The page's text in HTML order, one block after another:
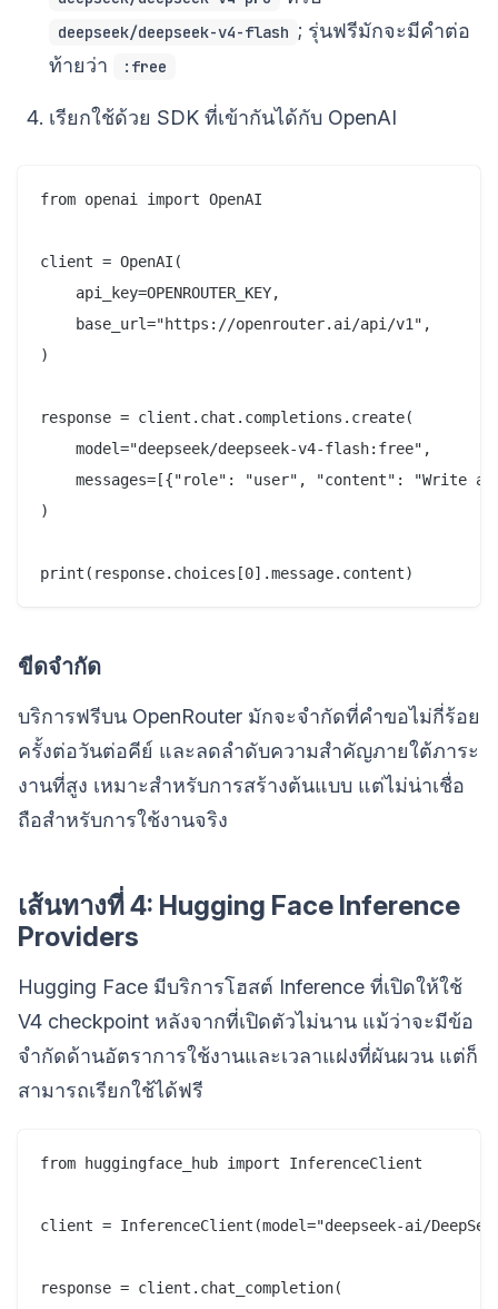
deepseek/deepseek-v4-flash ; รุ่นฟรีมักจะมีคำต่อ
ท้ายว่า
:free
เรียกใช้ด้วย SDK ที่เข้ากันได้กับ OpenAI
from openai import OpenAI
client = OpenAI(
    api_key=OPENROUTER_KEY,
    base_url="https://openrouter.ai/api/v1",
)
response = client.chat.completions.create(
    model="deepseek/deepseek-v4-flash:free",
messages=[{"role": "user", "content": "Write a
)
ขีดจำกัด
บริการฟรีบน OpenRouter มักจะจำกัดที่คำขอไม่กี่ร้อย
ครั้งต่อวันต่อคีย์ และลดลำดับความสำคัญภายใต้ภาระ
งานที่สูง เหมาะสำหรับการสร้างต้นแบบ แต่ไม่น่าเชื่อ
ถือสำหรับการใช้งานจริง
เส้นทางที่ 4: Hugging Face Inference
Providers
Hugging Face มีบริการโฮสต์ Inference ที่เปิดให้ใช้
V4 checkpoint หลังจากที่เปิดตัวไม่นาน แม้ว่าจะมีข้อ
จำกัดด้านอัตราการใช้งานและเวลาแฝงที่ผันผวน แต่ก็
สามารถเรียกใช้ได้ฟรี
from huggingface_hub import InferenceClient
client = InferenceClient(model="deepseek-ai/
response = client.chat_completion(